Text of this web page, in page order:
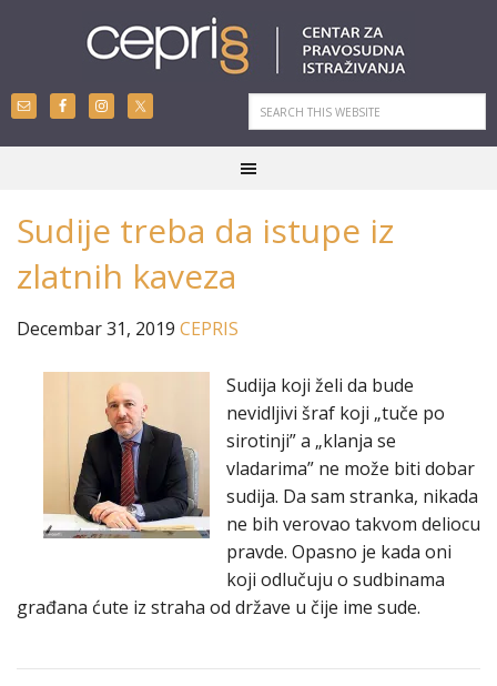
Sudije treba da istupe iz
zlatnih kaveza
Decembar 31, 2019 CEPRIS
Sudija koji želi da bude
nevidljivi šraf koji „tuče po
sirotinji” a „klanja se
vladarima” ne može biti dobar
sudija. Da sam stranka, nikada
ne bih verovao takvom deliocu
pravde. Opasno je kada oni
koji odlučuju o sudbinama
građana ćute iz straha od države u čije ime sude.